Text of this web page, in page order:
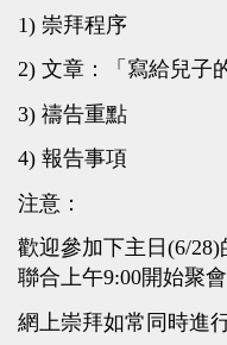
1) 崇拜程序
2) 文章：「寫給兒子
3) 禱告重點
4) 報告事項
注意：
歡迎參加下主日(6/
聯合上午9:00開始聚會
網上崇拜如常同時進